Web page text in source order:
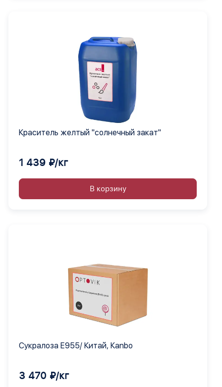
Краситель желтый "солнечный закат"
1 439 ₽/кг
В корзину
Сукралоза Е955/ Китай, Кanbo
3 470 ₽/кг